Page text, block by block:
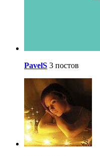
PavelS 3 постов